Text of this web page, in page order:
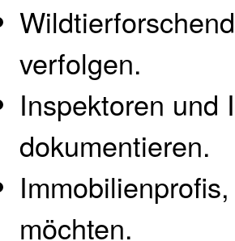
verfolgen.
Inspektoren und
dokumentieren.
möchten.